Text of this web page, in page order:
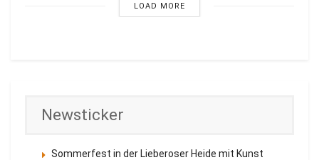
LOAD MORE
Newsticker
Sommerfest in der Lieberoser Heide mit Kunst